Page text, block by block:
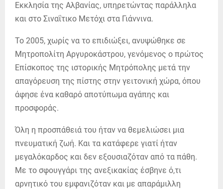
Εκκλησία της Αλβανίας, υπηρετώντας παράλληλα
και στο Σιναΐτικο Μετόχι στα Γιάννινα.
Το 2005, χωρίς να το επιδιώξει, ανυψώθηκε σε
Μητροπολίτη Αργυροκάστρου, γενόμενος ο πρώτος
Επίσκοπος της ιστορικής Μητρόπολης μετά την
απαγόρευση της πίστης στην γειτονική χώρα, όπου
άφησε ένα καθαρό αποτύπωμα αγάπης και
προσφοράς.
Όλη η προσπάθειά του ήταν να θεμελιώσει μια
πνευματική ζωή. Και τα κατάφερε γιατί ήταν
μεγαλόκαρδος και δεν εξουσιαζόταν από τα πάθη.
Με το σφουγγάρι της ανεξικακίας έσβηνε ό,τι
αρνητικό του εμφανιζόταν και με απαράμιλλη